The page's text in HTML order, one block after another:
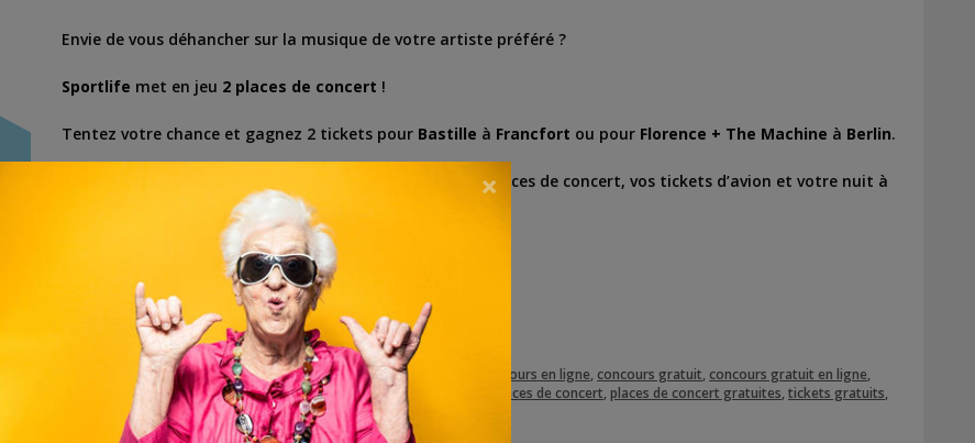
Envie de vous déhancher sur la musique de votre artiste préféré ?
Sportlife met en jeu 2 places de concert !
Tentez votre chance et gagnez 2 tickets pour Bastille à Francfort ou pour Florence + The Machine à Berlin.
pour remporter vos places de concert, vos tickets d’avion et votre nuit à
concert florence + the machine,concert gratuit,concours concert concours en ligne concours gratuit concours gratuit en ligne
entrées gratuites , événement gratuit,Florence + The Machine places de concert places de concert gratuites tickets gratuits
×